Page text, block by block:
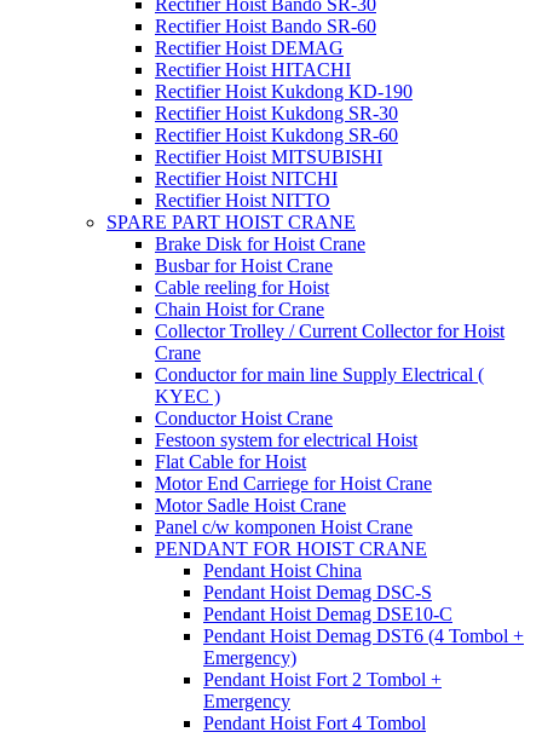
Rectifier Hoist Bando SR-30
Rectifier Hoist Bando SR-60
Rectifier Hoist DEMAG
Rectifier Hoist HITACHI
Rectifier Hoist Kukdong KD-190
Rectifier Hoist Kukdong SR-30
Rectifier Hoist Kukdong SR-60
Rectifier Hoist MITSUBISHI
Rectifier Hoist NITCHI
Rectifier Hoist NITTO
SPARE PART HOIST CRANE
Brake Disk for Hoist Crane
Busbar for Hoist Crane
Cable reeling for Hoist
Chain Hoist for Crane
Collector Trolley / Current Collector for Hoist
Crane
Conductor for main line Supply Electrical (
KYEC )
Conductor Hoist Crane
Festoon system for electrical Hoist
Flat Cable for Hoist
Motor End Carriege for Hoist Crane
Motor Sadle Hoist Crane
Panel c/w komponen Hoist Crane
PENDANT FOR HOIST CRANE
Pendant Hoist China
Pendant Hoist Demag DSC-S
Pendant Hoist Demag DSE10-C
Pendant Hoist Demag DST6 (4 Tombol +
Emergency)
Pendant Hoist Fort 2 Tombol +
Emergency
Pendant Hoist Fort 4 Tombol